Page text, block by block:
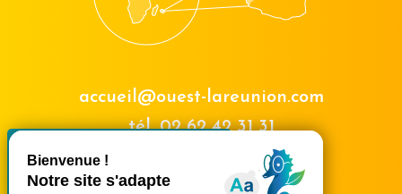
Masquer le
accueil@ouest-lareunion.com
tél.02 62 42 31 31
Nous rencontrer